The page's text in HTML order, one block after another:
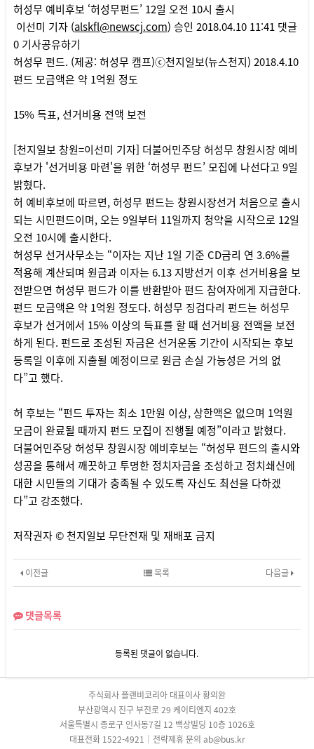
허성무 예비후보 ‘허성무펀드’ 12일 오전 10시 출시
이선미 기자 (alskfl@newscj.com) 승인 2018.04.10 11:41 댓글
0 기사공유하기
허성무 펀드. (제공: 허성무 캠프)ⓒ천지일보(뉴스천지) 2018.4.10
펀드 모금액은 약 1억원 정도
15% 득표, 선거비용 전액 보전
[천지일보 창원=이선미 기자] 더불어민주당 허성무 창원시장 예비
후보가 '선거비용 마련'을 위한 ‘허성무 펀드’ 모집에 나선다고 9일
밝혔다.
허 예비후보에 따르면, 허성무 펀드는 창원시장선거 처음으로 출시
되는 시민펀드이며, 오는 9일부터 11일까지 청약을 시작으로 12일
오전 10시에 출시한다.
허성무 선거사무소는 “이자는 지난 1일 기준 CD금리 연 3.6%를
적용해 계산되며 원금과 이자는 6.13 지방선거 이후 선거비용을 보
전받으면 허성무 펀드가 이를 반환받아 펀드 참여자에게 지급한다.
펀드 모금액은 약 1억원 정도다. 허성무 징검다리 펀드는 허성무
후보가 선거에서 15% 이상의 득표를 할 때 선거비용 전액을 보전
하게 된다. 펀드로 조성된 자금은 선거운동 기간이 시작되는 후보
등록일 이후에 지출될 예정이므로 원금 손실 가능성은 거의 없
다”고 했다.
허 후보는 “펀드 투자는 최소 1만원 이상, 상한액은 없으며 1억원
모금이 완료될 때까지 펀드 모집이 진행될 예정”이라고 밝혔다.
더불어민주당 허성무 창원시장 예비후보는 “허성무 펀드의 출시와
성공을 통해서 깨끗하고 투명한 정치자금을 조성하고 정치쇄신에
대한 시민들의 기대가 충족될 수 있도록 자신도 최선을 다하겠
다”고 강조했다.
저작권자 © 천지일보 무단전재 및 재배포 금지
이전글 다음글
목록
댓글목록
등록된 댓글이 없습니다.
주식회사 플랜비코리아 대표이사 황의완
부산광역시 진구 부전로 29 케이티엔지 402호
서울특별시 종로구 인사동7길 12 백상빌딩 10층 1026호
대표전화 1522-4921｜전략제휴 문의 ab@bus.kr